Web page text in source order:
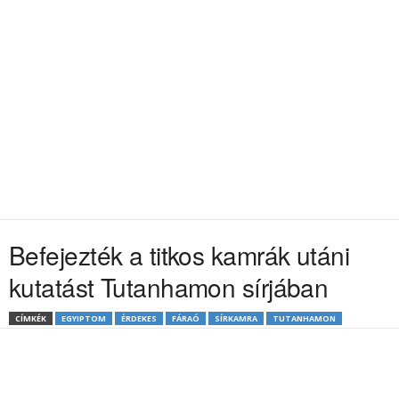
Befejezték a titkos kamrák utáni
kutatást Tutanhamon sírjában
CÍMKÉK EGYIPTOM ÉRDEKES FÁRAÓ SÍRKAMRA TUTANHAMON